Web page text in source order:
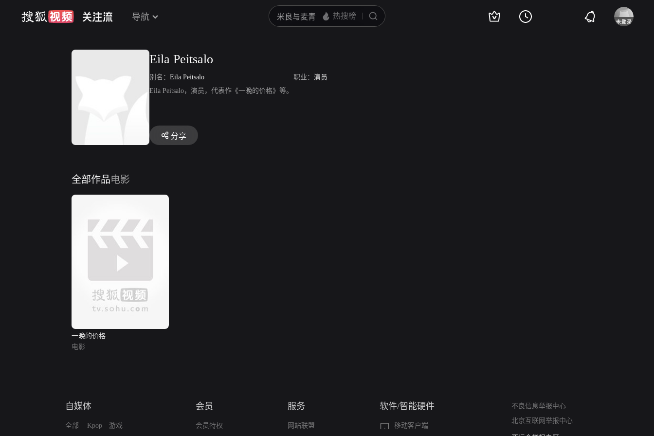
导航
Eila Peitsalo
别名： Eila Peitsalo 职业： 演员
Eila Peitsalo，演员，代表作《一晚的价格》等。
分享
全部作品电影
一晚的价格
电影
自媒体
全部 Kpop 游戏
会员
会员特权
服务
网站联盟
软件/智能硬件
移动客户端
不良信息举报中心
北京互联网举报中心
算法推荐专项举报